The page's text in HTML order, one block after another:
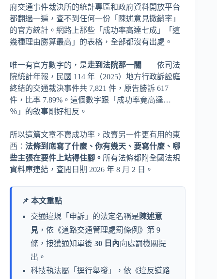
府交通事件裁決所的統計專區和政府資料開放平台
都翻過一遍，查不到任何一份「陳述意見撤銷率」
的官方統計。網路上那些「成功率高達七成」「這
幾種理由勝算最高」的表格，全部都沒有出處。
唯一有官方數字的，是走到法院那一關——依司法
院統計年報，民國 114 年（2025）地方行政訴訟庭
終結的交通裁決事件共 7,821 件，原告勝訴 617
件，比率 7.89%。這個數字跟「成功率竟高達…
％」的敘事剛好相反。
所以這篇文章不賣成功率，改賣另一件更有用的東
西： 法條到底寫了什麼、你有幾天、要寫什麼、哪
些主張在要件上站得住腳。 所有法條都附全國法規
資料庫連結，查閱日期 2026 年 8 月 2 日。
📌 本文重點
交通違規「申訴」的法定名稱是 陳述意
見 ，依《道路交通管理處罰條例》第 9
條，接獲通知單後30 日內向處罰機關提
出。
科技執法屬「逕行舉發」，依《違反道路